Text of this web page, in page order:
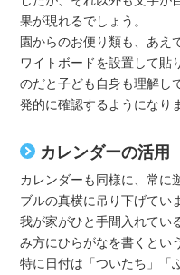
果が現れるでしょう。
園からのお便り類も、あえ
ワイトボードを設置して貼
のだと子ども自身も理解し
発的に確認するようになり
カレンダーの活用
カレンダーも同様に、常に
ブルの真横に吊り下げてい
我が家がひと手間入れてい
み方にひらがなを書くとい
特に日付は「ついたち」「